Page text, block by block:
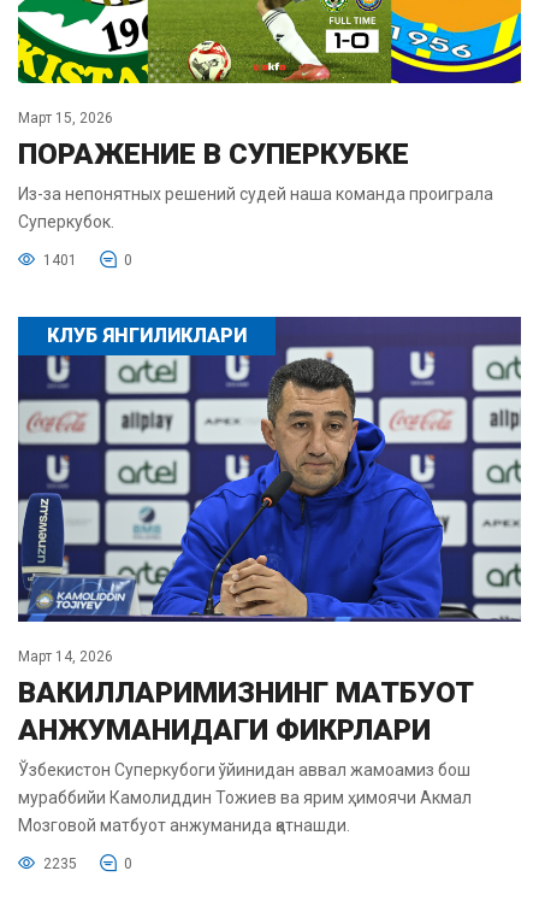
Март 15, 2026
ПОРАЖЕНИЕ В СУПЕРКУБКЕ
Из-за непонятных решений судей наша команда проиграла
Суперкубок.
1401 0
КЛУБ ЯНГИЛИКЛАРИ
Март 14, 2026
ВАКИЛЛАРИМИЗНИНГ МАТБУОТ
АНЖУМАНИДАГИ ФИКРЛАРИ
Ўзбекистон Суперкубоги ўйинидан аввал жамоамиз бош
мураббийи Камолиддин Тожиев ва ярим ҳимоячи Акмал
Мозговой матбуот анжуманида қатнашди.
2235 0